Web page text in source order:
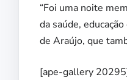
“Foi uma noite
da saúde,
de Araújo, que
[ape-gallery